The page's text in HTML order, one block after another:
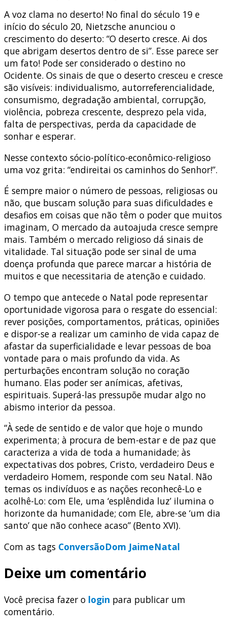
A voz clama no deserto! No final do século 19 e
início do século 20, Nietzsche anunciou o
crescimento do deserto: “O deserto cresce. Ai dos
que abrigam desertos dentro de si”. Esse parece ser
um fato! Pode ser considerado o destino no
Ocidente. Os sinais de que o deserto cresceu e cresce
são visíveis: individualismo, autorreferencialidade,
consumismo, degradação ambiental, corrupção,
violência, pobreza crescente, desprezo pela vida,
falta de perspectivas, perda da capacidade de
sonhar e esperar.
Nesse contexto sócio-político-econômico-religioso
uma voz grita: “endireitai os caminhos do Senhor!”.
É sempre maior o número de pessoas, religiosas ou
não, que buscam solução para suas dificuldades e
desafios em coisas que não têm o poder que muitos
imaginam, O mercado da autoajuda cresce sempre
mais. Também o mercado religioso dá sinais de
vitalidade. Tal situação pode ser sinal de uma
doença profunda que parece marcar a história de
muitos e que necessitaria de atenção e cuidado.
O tempo que antecede o Natal pode representar
oportunidade vigorosa para o resgate do essencial:
rever posições, comportamentos, práticas, opiniões
e dispor-se a realizar um caminho de vida capaz de
afastar da superficialidade e levar pessoas de boa
vontade para o mais profundo da vida. As
perturbações encontram solução no coração
humano. Elas poder ser anímicas, afetivas,
espirituais. Superá-las pressupõe mudar algo no
abismo interior da pessoa.
“À sede de sentido e de valor que hoje o mundo
experimenta; à procura de bem-estar e de paz que
caracteriza a vida de toda a humanidade; às
expectativas dos pobres, Cristo, verdadeiro Deus e
verdadeiro Homem, responde com seu Natal. Não
temas os indivíduos e as nações reconhecê-Lo e
acolhê-Lo: com Ele, uma ‘esplêndida luz’ ilumina o
horizonte da humanidade; com Ele, abre-se ‘um dia
santo’ que não conhece acaso” (Bento XVI).
Com as tags ConversãoDom JaimeNatal
Deixe um comentário
Você precisa fazer o login para publicar um
comentário.